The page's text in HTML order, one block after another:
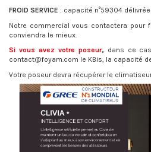
FROID SERVICE : capacité n°59304
Notre commercial vous contactera pour
conviendra le mieux.
Si vous avez votre poseur, dans ce
contact@foyam.com le KBis, la capacité
Votre poseur devra récupérer le